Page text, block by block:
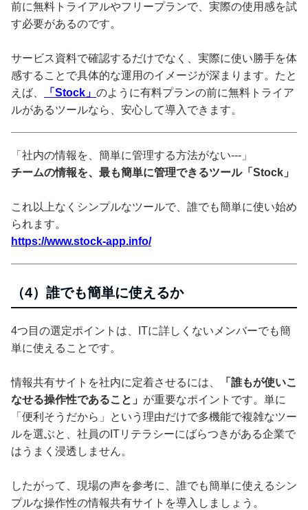
前に無料トライアルやフリープランで、実際の使用感を試
す必要があるのです。
サービス資料で確認するだけでなく、実際に使い勝手を体
感することで具体的な運用のイメージが深まります。たと
えば、
「Stock」 のように有料プランの前に無料トライア
ルがあるツールなら、安心して導入できます。
「社内の情報を、簡単に管理する方法がない---」
チームの情報を、最も簡単に管理できるツール「Stock」
これ以上なくシンプルなツールで、誰でも簡単に使い始め
られます。
https://www.stock-app.info/
（4）誰でも簡単に使えるか
4つ目の選定ポイントは、ITに詳しくないメンバーでも簡
単に使えることです。
情報共有サイトを社内に定着させるには、
「誰もが使いこ
なせる操作性であること」 が重要なポイントです。単に
「便利そうだから」という理由だけで多機能で複雑なツー
ルを選ぶと、社員のITリテラシーにばらつきがある企業で
はうまく浸透しません。
したがって、現場の声を参考に、誰でも簡単に使えるシン
プルな操作性の情報共有サイトを導入しましょう。